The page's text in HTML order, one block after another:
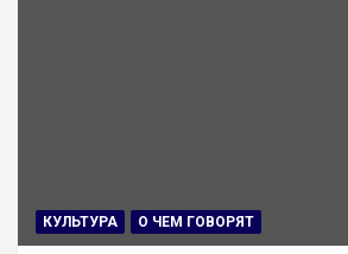
КУЛЬТУРА О ЧЕМ ГОВОРЯТ